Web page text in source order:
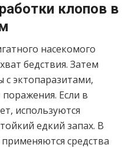
клопов в
насекомого
бедствия. Затем
эктопаразитами,
Если в
используются
едкий запах. В
средства